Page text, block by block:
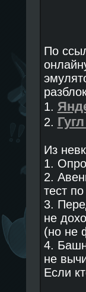
По
1.
2.
Из
1.
2.
тест
3.
не
(но не
4.
не
Если